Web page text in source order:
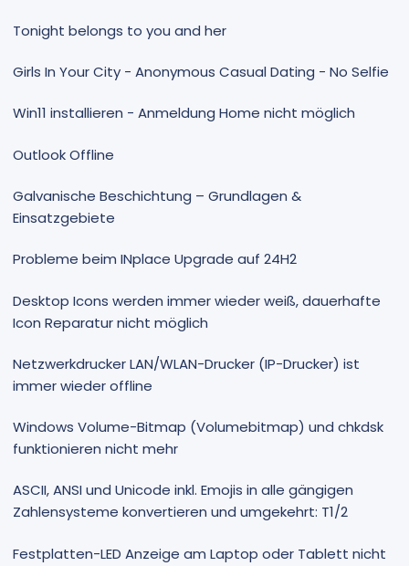
Tonight belongs to you and her
Girls In Your City - Anonymous Casual Dating - No Selfie
Win11 installieren - Anmeldung Home nicht möglich
Outlook Offline
Galvanische Beschichtung – Grundlagen &
Einsatzgebiete
Probleme beim INplace Upgrade auf 24H2
Desktop Icons werden immer wieder weiß, dauerhafte
Icon Reparatur nicht möglich
Netzwerkdrucker LAN/WLAN-Drucker (IP-Drucker) ist
immer wieder offline
Windows Volume-Bitmap (Volumebitmap) und chkdsk
funktionieren nicht mehr
ASCII, ANSI und Unicode inkl. Emojis in alle gängigen
Zahlensysteme konvertieren und umgekehrt: T1/2
Festplatten-LED Anzeige am Laptop oder Tablett nicht